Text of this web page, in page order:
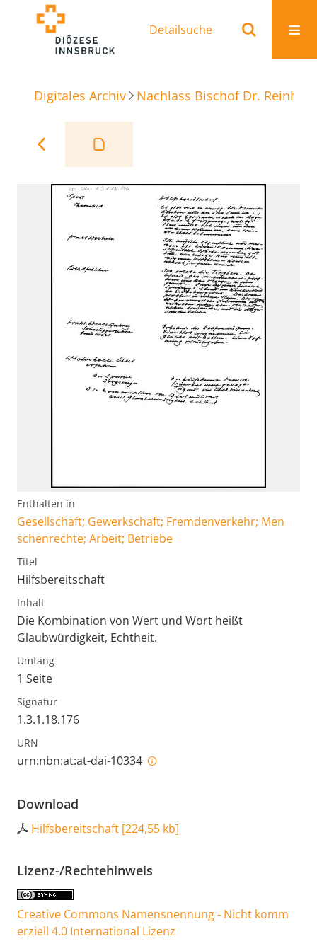
Detailsuche
Digitales Archiv Nachlass Bischof Dr.
Enthalten in
Gesellschaft; Gewerkschaft; Fremdenverkehr; Men
schenrechte; Arbeit; Betriebe
Titel
Hilfsbereitschaft
Inhalt
Die Kombination von Wert und Wort heißt
Glaubwürdigkeit, Echtheit.
Umfang
1 Seite
Signatur
1.3.1.18.176
URN
urn:nbn:at:at-dai-10334
Download
Hilfsbereitschaft [224,55 kb]
Lizenz-/Rechtehinweis
Creative Commons Namensnennung - Nicht komm
erziell 4.0 International Lizenz